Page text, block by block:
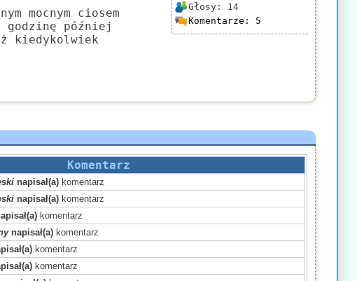
Głosy: 14
Komentarze: 5
mocnym ciosem
godzinę później
kiedykolwiek
Komentarz
napisał(a) komentarz
napisał(a) komentarz
komentarz
napisał(a) komentarz
komentarz
komentarz